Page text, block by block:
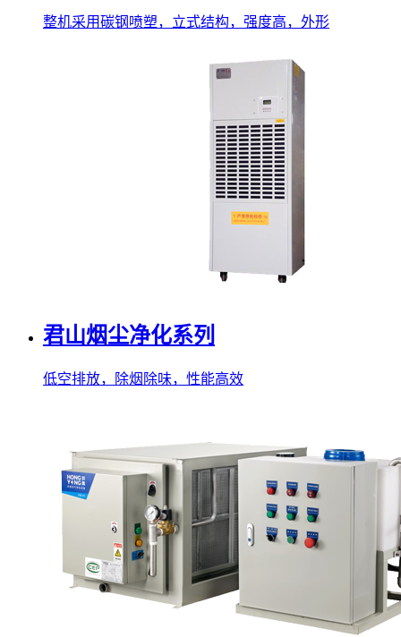
整机采用碳钢喷塑，立式结构，强度高，外形
君山烟尘净化系列
低空排放，除烟除味，性能高效